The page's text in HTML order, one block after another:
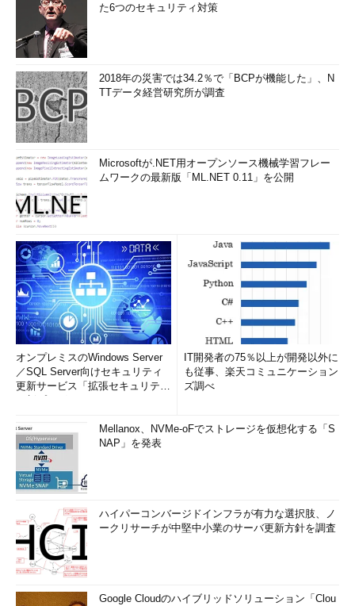
は、コマンド・プロンプト上で「ipconfig /flushdns」コマンドを
実行すればよい。システムを再起動したり、「DNS Client」サー
ビスを再起動したり、Windows XPならば「ネットワークの修
復」（［ネットワーク接続］ツールで、使用しているネットワー
クのアイコンを右クリックし、メニューから［ネットワークの修
復］を選択する）などを行っても同様の効果があるが、コマン
ド・プロンプト上でこのコマンドを実行するのが一番簡単でよい
だろう。
C:\>ipconfig /flushdns
Windows IP Configuration
Successfully flushed the DNS Resolver Cache.
■関連リンク
LAN または高速インターネット接続の修復オプションに
ついて（マイクロソフト サポート技術情報）
WinInet で DNS 名前解決キャッシュの更新を反映する方
■この記事と関連性の高い別の記事
WindowsでDNSサーバのキャッシュの内容を調査する
（TIPS）
（TIPS）
nslookupの基本的な使い方（イントラネット編）
（TIPS）
DNSサービスのルート・ヒントを変更する
DNSのラウンドロビン設定を確認する（TIPS）
た6つのセキュリティ対策
2018年の災害では34.2％で「BCPが機能した」、N
TTデータ経営研究所が調査
Microsoftが.NET用オープンソース機械学習フレー
ムワークの最新版「ML.NET 0.11」を公開
オンプレミスのWindows Server
／SQL Server向けセキュリティ
更新サービス「拡張セキュリティ
IT開発者の75％以上が開発以外に
も従事、楽天コミュニケーション
ズ調べ
Mellanox、NVMe-oFでストレージを仮想化する「S
NAP」を発表
ハイパーコンバージドインフラが有力な選択肢、ノ
ークリサーチが中堅中小業のサーバ更新方針を調査
Google Cloudのハイブリッドソリューション「Clou